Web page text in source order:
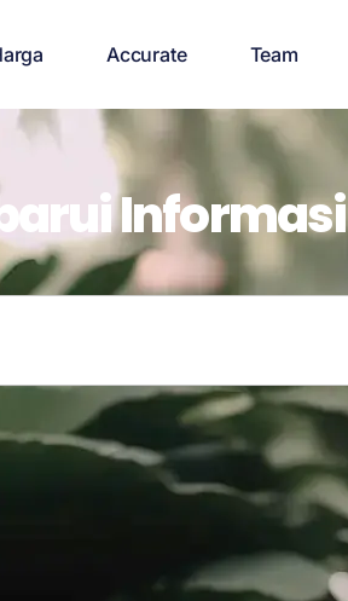
Accurate Team
Informasi